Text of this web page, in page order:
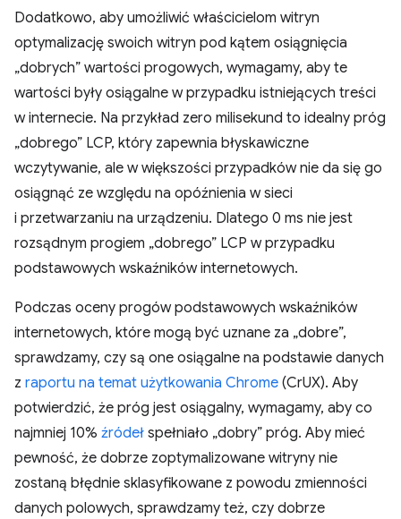
Dodatkowo, aby umożliwić właścicielom witryn
optymalizację swoich witryn pod kątem osiągnięcia
„dobrych” wartości progowych, wymagamy, aby te
wartości były osiągalne w przypadku istniejących treści
w internecie. Na przykład zero milisekund to idealny próg
„dobrego” LCP, który zapewnia błyskawiczne
wczytywanie, ale w większości przypadków nie da się go
osiągnąć ze względu na opóźnienia w sieci
i przetwarzaniu na urządzeniu. Dlatego 0 ms nie jest
rozsądnym progiem „dobrego” LCP w przypadku
podstawowych wskaźników internetowych.
Podczas oceny progów podstawowych wskaźników
internetowych, które mogą być uznane za „dobre”,
sprawdzamy, czy są one osiągalne na podstawie danych
z raportu na temat użytkowania Chrome (CrUX). Aby
potwierdzić, że próg jest osiągalny, wymagamy, aby co
najmniej 10% źródeł spełniało „dobry” próg. Aby mieć
pewność, że dobrze zoptymalizowane witryny nie
zostaną błędnie sklasyfikowane z powodu zmienności
danych polowych, sprawdzamy też, czy dobrze